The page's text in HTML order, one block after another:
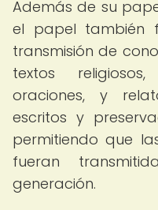
Además de su
el papel también
transmisión de
textos
oraciones, y
escritos y
permitiendo que
fueran
generación.